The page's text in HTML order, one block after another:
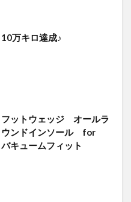
10万キロ達成♪
フットウェッジ オールラ
ウンドインソール for
バキュームフィット